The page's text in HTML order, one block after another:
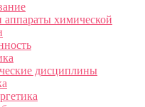
аппараты химической
дисциплины